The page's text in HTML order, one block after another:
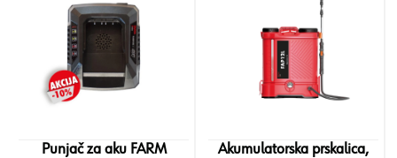
Punjač za aku FARM
Akumulatorska prskalica,